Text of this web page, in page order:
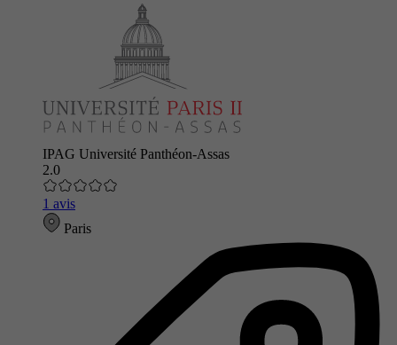
IPAG Université Panthéon-Assas
2.0
1 avis
Paris